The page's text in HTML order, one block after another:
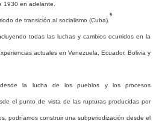
1930 en adelante.
de transición al socialismo (Cuba).
9
todas las luchas y cambios ocurridos en la
actuales en Venezuela, Ecuador, Bolivia y
la lucha de los pueblos y los procesos
el punto de vista de las rupturas producidas por
podríamos construir una subperiodización desde el